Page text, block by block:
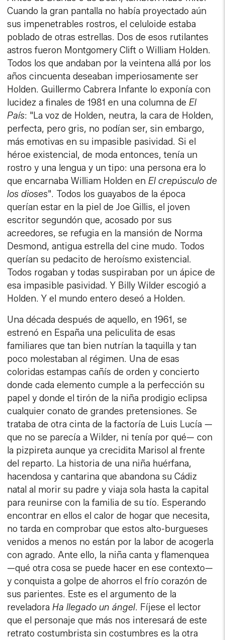
Cuando la gran pantalla no había proyectado aún
sus impenetrables rostros, el celuloide estaba
poblado de otras estrellas. Dos de esos rutilantes
astros fueron Montgomery Clift o William Holden.
Todos los que andaban por la veintena allá por los
años cincuenta deseaban imperiosamente ser
Holden. Guillermo Cabrera Infante lo exponía con
lucidez a finales de 1981 en una columna deEl
País: "La voz de Holden, neutra, la cara de Holden,
perfecta, pero gris, no podían ser, sin embargo,
más emotivas en su impasible pasividad. Si el
héroe existencial, de moda entonces, tenía un
rostro y una lengua y un tipo: una persona era lo
que encarnaba William Holden enEl crepúsculo de
los dioses". Todos los guayabos de la época
querían estar en la piel de Joe Gillis, el joven
escritor segundón que, acosado por sus
acreedores, se refugia en la mansión de Norma
Desmond, antigua estrella del cine mudo. Todos
querían su pedacito de heroísmo existencial.
Todos rogaban y todas suspiraban por un ápice de
esa impasible pasividad. Y Billy Wilder escogió a
Holden. Y el mundo entero deseó a Holden.
Una década después de aquello, en 1961, se
estrenó en España una peliculita de esas
familiares que tan bien nutrían la taquilla y tan
poco molestaban al régimen. Una de esas
coloridas estampas cañís de orden y concierto
donde cada elemento cumple a la perfección su
papel y donde el tirón de la niña prodigio eclipsa
cualquier conato de grandes pretensiones. Se
trataba de otra cinta de la factoría de Luis Lucía —
que no se parecía a Wilder, ni tenía por qué— con
la pizpireta aunque ya crecidita Marisol al frente
del reparto. La historia de una niña huérfana,
hacendosa y cantarina que abandona su Cádiz
natal al morir su padre y viaja sola hasta la capital
para reunirse con la familia de su tío. Esperando
encontrar en ellos el calor de hogar que necesita,
no tarda en comprobar que estos alto-burgueses
venidos a menos no están por la labor de acogerla
con agrado. Ante ello, la niña canta y flamenquea
—qué otra cosa se puede hacer en ese contexto—
y conquista a golpe de ahorros el frío corazón de
sus parientes. Este es el argumento de la
reveladoraHa llegado un ángel. Fíjese el lector
que el personaje que más nos interesará de este
retrato costumbrista sin costumbres es la otra